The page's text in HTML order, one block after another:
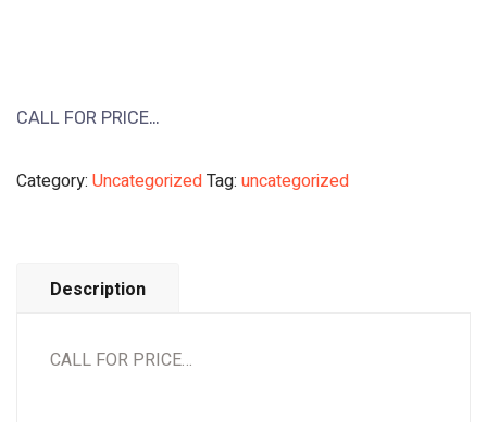
CALL FOR PRICE…
Category: UncategorizedTag: uncategorized
Description
CALL FOR PRICE…